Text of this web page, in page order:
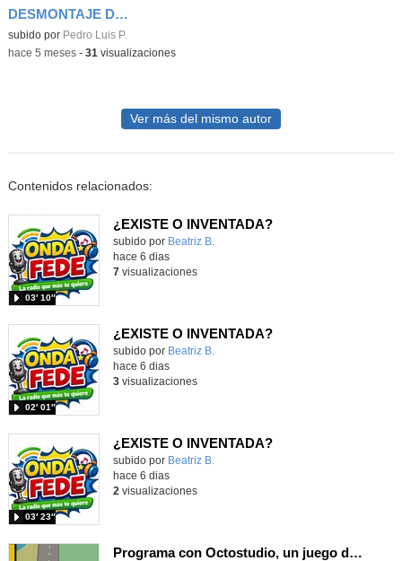
DESMONTAJE DE MENSULAS EN TORRE DE COMUNICACIONES
Contenido educativo.
subido por Pedro Luis P.
-hace 5 meses- 31 visualizaciones
Ver más del mismo autor
Contenidos relacionados:
¿EXISTE O INVENTADA?
Contenido educativo.
subido por Beatriz B.
03′ 10″
hace 6 dias
7visualizaciones
¿EXISTE O INVENTADA?
Contenido educativo.
subido por Beatriz B.
02′ 01″
hace 6 dias
3visualizaciones
¿EXISTE O INVENTADA?
Contenido educativo.
subido por Beatriz B.
03′ 23″
hace 6 dias
2 visualizaciones
Programa con Octostudio, un juego de Educación Víal cruzando un paso de cebra.